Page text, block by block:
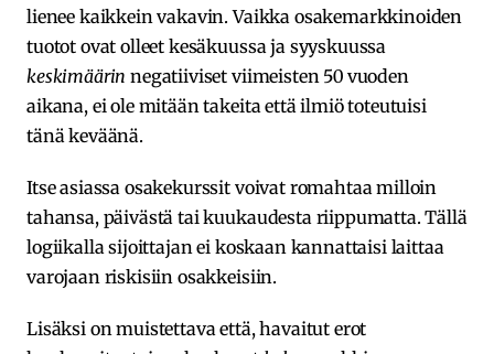
lienee kaikkein vakavin. Vaikka osakemarkkinoiden
tuotot ovat olleet kesäkuussa ja syyskuussa
keskimäärin negatiiviset viimeisten 50 vuoden
aikana, ei ole mitään takeita että ilmiö toteutuisi
tänä keväänä.
Itse asiassa osakekurssit voivat romahtaa milloin
tahansa, päivästä tai kuukaudesta riippumatta. Tällä
logiikalla sijoittajan ei koskaan kannattaisi laittaa
varojaan riskisiin osakkeisiin.
Lisäksi on muistettava että, havaitut erot